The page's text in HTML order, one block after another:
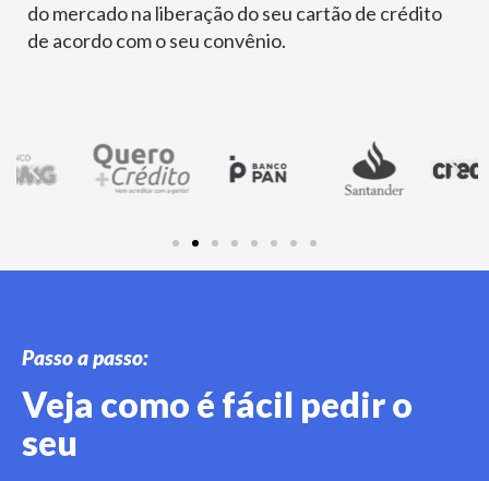
do mercado na liberação do seu cartão de crédito
de acordo com o seu convênio.
Passo a passo:
Veja como é fácil pedir o
seu